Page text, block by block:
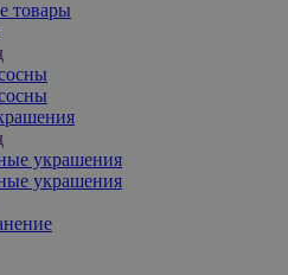
товары
украшения
украшения